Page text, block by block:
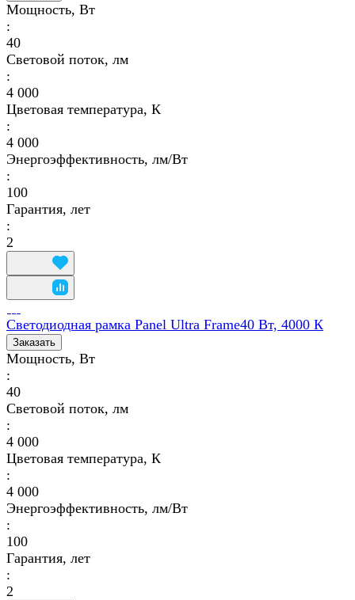
Мощность, Вт
:
40
Световой поток, лм
:
4 000
Цветовая температура, К
:
4 000
Энергоэффективность, лм/Вт
:
100
Гарантия, лет
:
2
Светодиодная рамка Panel Ultra Frame40 Вт, 4000 К
Заказать
Мощность, Вт
:
40
Световой поток, лм
:
4 000
Цветовая температура, К
:
4 000
Энергоэффективность, лм/Вт
:
100
Гарантия, лет
:
2